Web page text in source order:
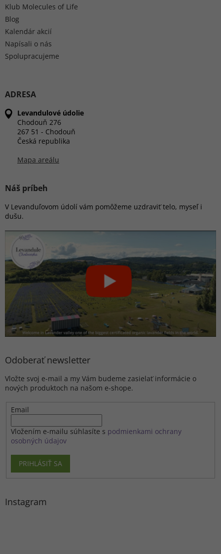
Klub Molecules of Life
Blog
Kalendár akcií
Napísali o nás
Spolupracujeme
ADRESA
Levandulové údolie
Chodouň 276
267 51 - Chodouň
Česká republika
Mapa areálu
Náš príbeh
V Levanduľovom údolí vám pomôžeme uzdraviť telo, myseľ i
dušu.
Odoberať newsletter
Vložte svoj e-mail a my Vám budeme zasielať informácie o
nových produktoch na našom e-shope.
Email
Vložením e-mailu súhlasíte s podmienkami ochrany
osobných údajov
PRIHLÁSIŤ SA
Instagram